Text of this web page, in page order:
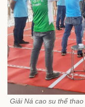
Giải Ná cao su thể